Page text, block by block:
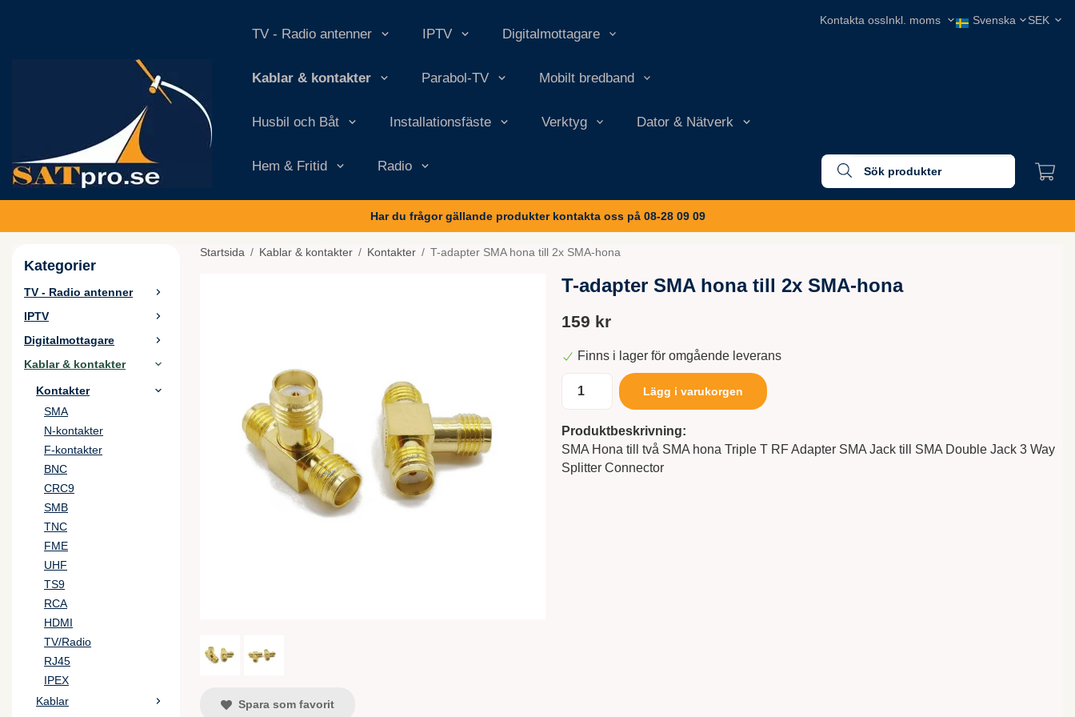
TV - Radio antenner IPTV Digitalmottagare
Kablar & kontakter Parabol-TV Mobilt bredband
Husbil och Båt Installationsfäste Verktyg Dator & Nätverk
Hem & Fritid Radio
Kontakta oss
Har du frågor gällande produkter kontakta oss på 08-28 09 09
Kategorier
TV - Radio antenner
IPTV
Digitalmottagare
Kablar & kontakter
Kontakter
SMA
N-kontakter
F-kontakter
BNC
CRC9
SMB
TNC
FME
UHF
TS9
RCA
HDMI
TV/Radio
RJ45
IPEX
Kablar
Startsida / Kablar & kontakter / Kontakter / T-adapter SMA hona till 2x SMA-hona
T-adapter SMA hona till 2x SMA-hona
159 kr
Finns i lager för omgående leverans
Lägg i varukorgen
Produktbeskrivning:
SMA Hona till två SMA hona Triple T RF Adapter SMA Jack till SMA Double Jack 3 Way
Splitter Connector
Spara som favorit